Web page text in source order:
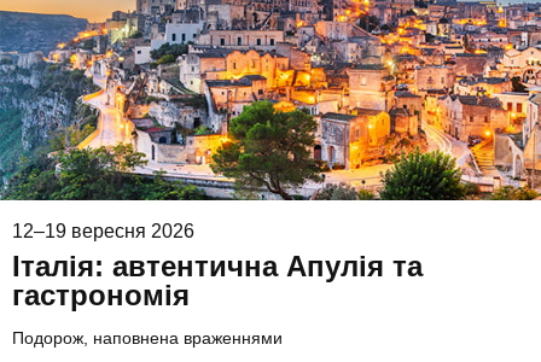
12–19 вересня 2026
Італія: автентична Апулія та
гастрономія
Подорож, наповнена враженнями